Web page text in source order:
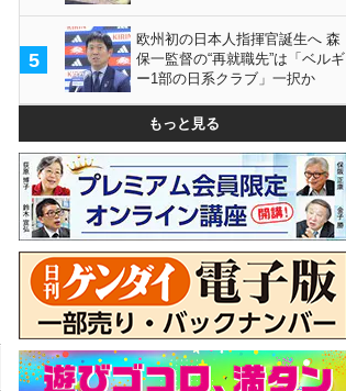
5
欧州初の日本人指揮官誕生へ 森
保一監督の“再就職先”は「ベルギ
ー1部の日系クラブ」一択か
もっと見る